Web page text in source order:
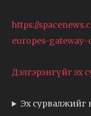
https://
europes-
Дэлгэрэнгүйг эх
Эх сурвалжийг